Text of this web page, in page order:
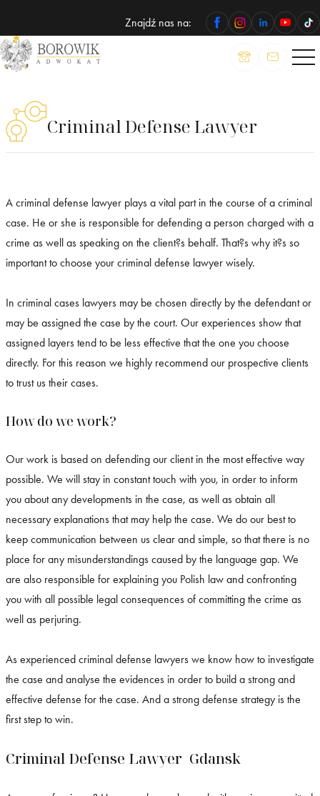
Znajdź nas na:
ADWOKAT
Wojciech
Criminal Defense Lawyer
A criminal defense lawyer plays a vital part in the course of a criminal
case. He or she is responsible for defending a person charged with a
crime as well as speaking on the client?s behalf. That?s why it?s so
important to choose your criminal defense lawyer wisely.
In criminal cases lawyers may be chosen directly by the defendant or
may be assigned the case by the court. Our experiences show that
assigned layers tend to be less effective that the one you choose
directly. For this reason we highly recommend our prospective clients
to trust us their cases.
How do we work?
Our work is based on defending our client in the most effective way
possible. We will stay in constant touch with you, in order to inform
you about any developments in the case, as well as obtain all
necessary explanations that may help the case. We do our best to
keep communication between us clear and simple, so that there is no
place for any misunderstandings caused by the language gap. We
are also responsible for explaining you Polish law and confronting
you with all possible legal consequences of committing the crime as
well as perjuring.
As experienced criminal defense lawyers we know how to investigate
the case and analyse the evidences in order to build a strong and
effective defense for the case. And a strong defense strategy is the
first step to win.
Criminal Defense Lawyer Gdansk